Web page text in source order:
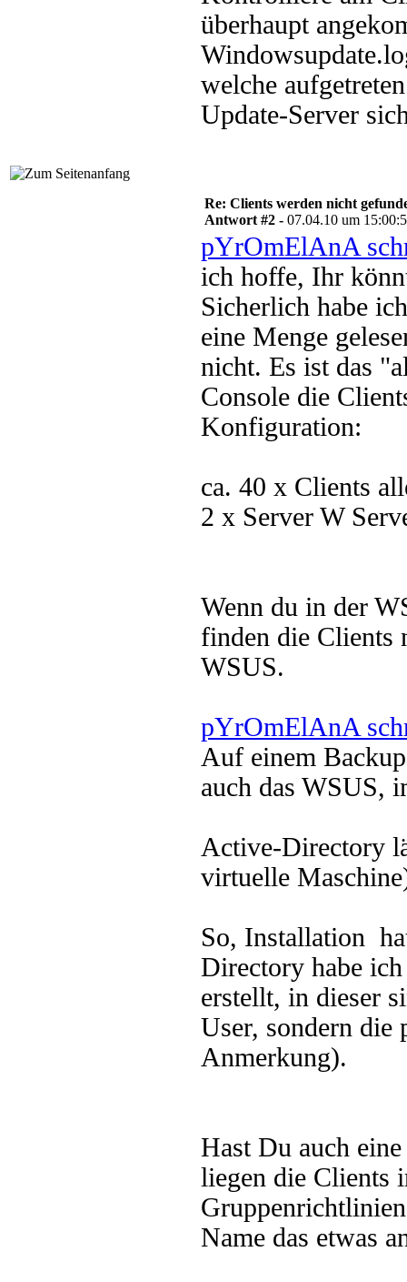
überhaupt
welche
Update-Server
Re: Clients werden nicht
Antwort #2 - 07.04.10 um
pYrOmElAnA
ich hoffe, Ihr
Sicherlich habe
eine Menge
nicht. Es ist das
Console die
Konfiguration:
ca. 40 x Clients
2 x Server W
Wenn du in der
finden die Clients
WSUS.
pYrOmElAnA
Auf einem
auch das WSUS,
Active-Directory
virtuelle
So, Installation
Directory habe
erstellt, in dieser
User, sondern die
Anmerkung).
Hast Du auch
liegen die Clients
Name das etwas